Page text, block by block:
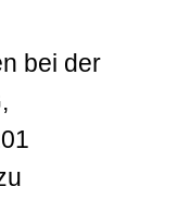
bei der